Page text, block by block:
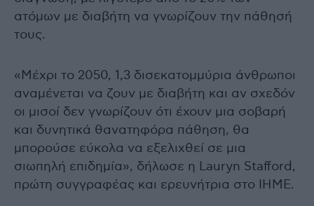
ατόμων με διαβήτη να γνωρίζουν την πάθησή
τους.
«Μέχρι το 2050, 1,3 δισεκατομμύρια άνθρωποι
αναμένεται να ζουν με διαβήτη και αν σχεδόν
οι μισοί δεν γνωρίζουν ότι έχουν μια σοβαρή
και δυνητικά θανατηφόρα πάθηση, θα
μπορούσε εύκολα να εξελιχθεί σε μια
σιωπηλή επιδημία», δήλωσε η Lauryn Stafford,
πρώτη συγγραφέας και ερευνήτρια στο IHME.